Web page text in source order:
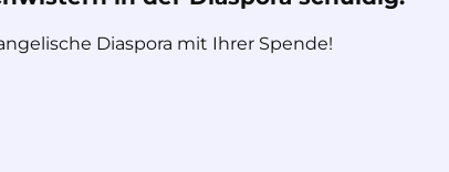
Diaspora mit Ihrer Spende!